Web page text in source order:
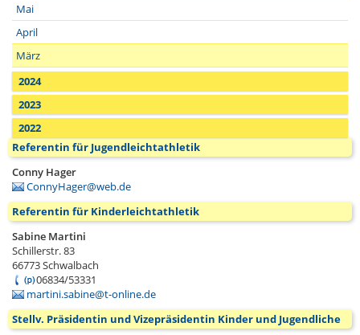
Mai
April
März
2024
2023
2022
Referentin für Jugendleichtathletik
Conny Hager
ConnyHager@web.de
Referentin für Kinderleichtathletik
Sabine Martini
Schillerstr. 83
66773Schwalbach
06834/53331
martini.sabine@t-online.de
Stellv. Präsidentin und Vizepräsidentin Kinder und Jugendliche